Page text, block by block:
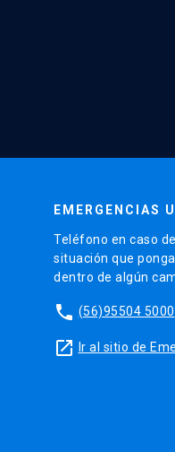
EMERGENCIAS
Teléfono en caso
situación que
dentro de algún
phone (56)95504 5000
launch Ir al sitio de